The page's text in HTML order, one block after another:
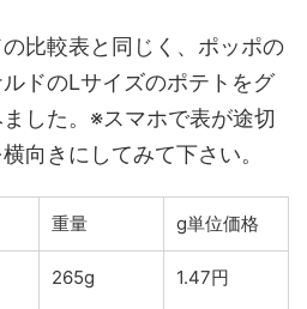
比較表と同じく、ポッポの
ドのLサイズのポテトをグ
した。※スマホで表が途切
向きにしてみて下さい。
重量 g単位価格
265g 1.47円